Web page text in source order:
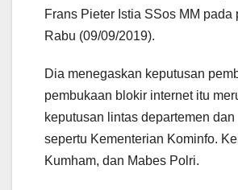
Frans Pieter Istia SSos MM pada
Rabu (09/09/2019).
Dia menegaskan keputusan
pembukaan blokir internet itu
keputusan lintas departemen dan
sepertu Kementerian Kominfo.
Kumham, dan Mabes Polri.